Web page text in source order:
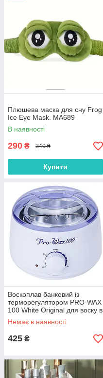
Плюшева маска для сну Frog
Ice Eye Mask. MA689
В наявності
290 ₴ 340 ₴
Купити
Воскоплав банковий із
терморегулятором PRO-WAX
100 White Original для воску в
гранулах і таблетках на 400
мл
Немає в наявності
425 ₴